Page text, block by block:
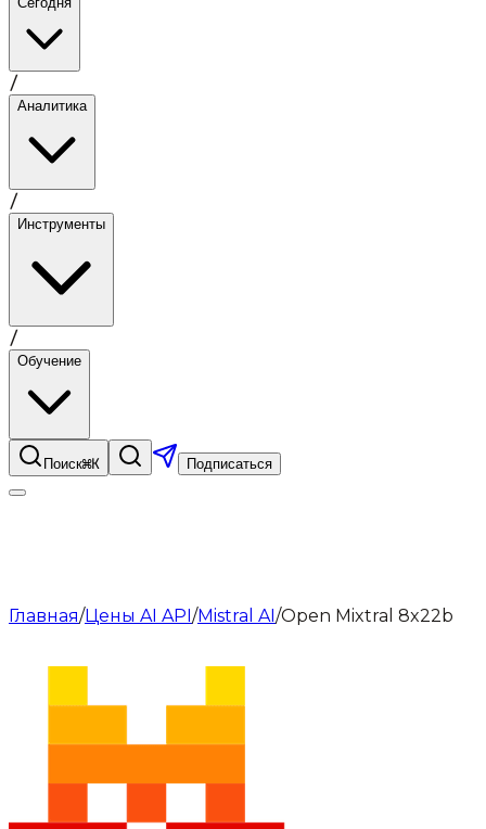
/
Аналитика
/
Инструменты
/
Обучение
Поиск⌘K Подписаться
Главная/Цены AI API/Mistral AI/Open Mixtral 8x22b